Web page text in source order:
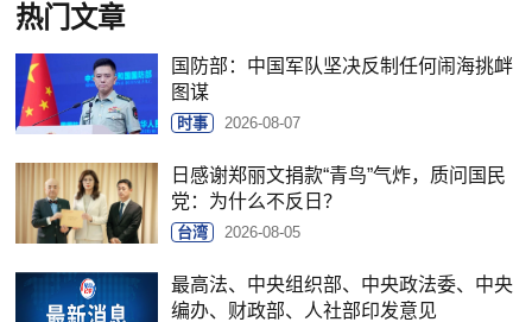
热门文章
国防部：中国军队坚决反制任何闹海挑衅
图谋
时事 2026-08-07
日感谢郑丽文捐款“青鸟”气炸，质问国民
党：为什么不反日？
台湾 2026-08-05
最高法、中央组织部、中央政法委、中央
编办、财政部、人社部印发意见